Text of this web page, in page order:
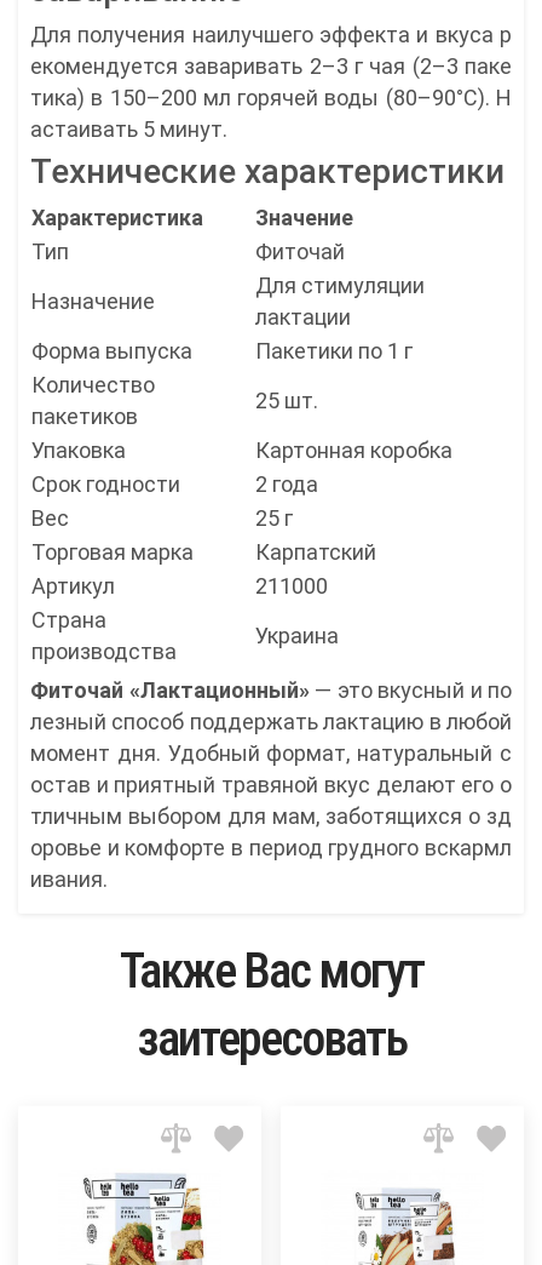
Для получения наилучшего эффекта и вкуса р
екомендуется заваривать 2–3 г чая (2–3 паке
тика) в 150–200 мл горячей воды (80–90°С). Н
астаивать 5 минут.
Технические характеристики
Характеристика
Значение
Тип
Фиточай
Назначение
Для стимуляции
лактации
Форма выпуска
Пакетики по 1 г
Количество
пакетиков
25 шт.
Упаковка
Картонная коробка
Срок годности
2 года
Вес
25 г
Торговая марка
Карпатский
Артикул
211000
Страна
производства
Украина
Фиточай «Лактационный»— это вкусный и по
лезный способ поддержать лактацию в любой
момент дня. Удобный формат, натуральный с
остав и приятный травяной вкус делают его о
тличным выбором для мам, заботящихся о зд
оровье и комфорте в период грудного вскармл
ивания.
Также Вас могут
заитересовать